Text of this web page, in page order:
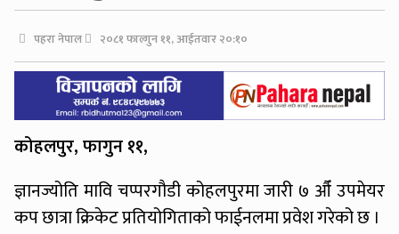
पहरा नेपाल २०८१ फाल्गुन ११, आईतवार २०:१०
कोहलपुर, फागुन ११,
ज्ञानज्योति मावि चप्परगौडी कोहलपुरमा जारी ७ औँ उपमेयर
कप छात्रा क्रिकेट प्रतियोगिताको फाईनलमा प्रवेश गरेको छ ।